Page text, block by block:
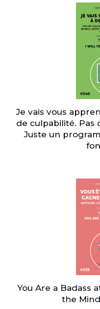
Je vais vous
de culpabilité. Pas
Juste un
You Are a Badass
the